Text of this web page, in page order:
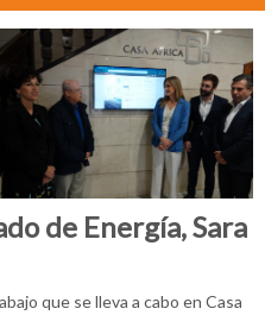
de Energía, Sara
que se lleva a cabo en Casa